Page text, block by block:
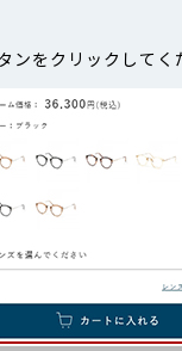
ンをクリックしてく